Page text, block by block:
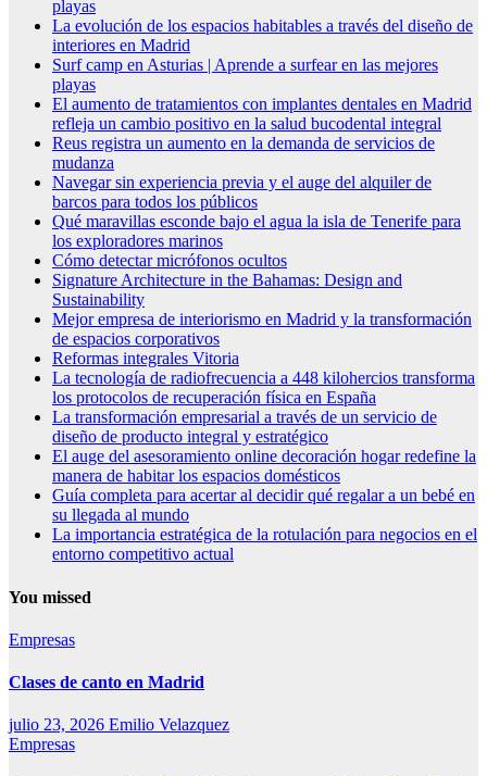
playas
La evolución de los espacios habitables a través del diseño de
interiores en Madrid
Surf camp en Asturias | Aprende a surfear en las mejores
playas
El aumento de tratamientos con implantes dentales en Madrid
refleja un cambio positivo en la salud bucodental integral
Reus registra un aumento en la demanda de servicios de
mudanza
Navegar sin experiencia previa y el auge del alquiler de
barcos para todos los públicos
Qué maravillas esconde bajo el agua la isla de Tenerife para
los exploradores marinos
Cómo detectar micrófonos ocultos
Signature Architecture in the Bahamas: Design and
Sustainability
Mejor empresa de interiorismo en Madrid y la transformación
de espacios corporativos
Reformas integrales Vitoria
La tecnología de radiofrecuencia a 448 kilohercios transforma
los protocolos de recuperación física en España
La transformación empresarial a través de un servicio de
diseño de producto integral y estratégico
El auge del asesoramiento online decoración hogar redefine la
manera de habitar los espacios domésticos
Guía completa para acertar al decidir qué regalar a un bebé en
su llegada al mundo
La importancia estratégica de la rotulación para negocios en el
entorno competitivo actual
You missed
Empresas
Clases de canto en Madrid
julio 23, 2026 Emilio Velazquez
Empresas